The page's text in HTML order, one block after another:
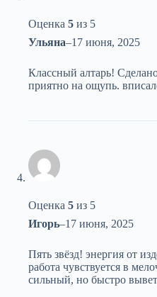
Оценка 5 из 5
Ульяна–17 июня, 2025
Классный алтарь!
приятно на ощупь.
Оценка 5 из 5
Игорь–17 июня, 2025
Пять звёзд! энергия от
работа чувствуется в
сильный, но быстро